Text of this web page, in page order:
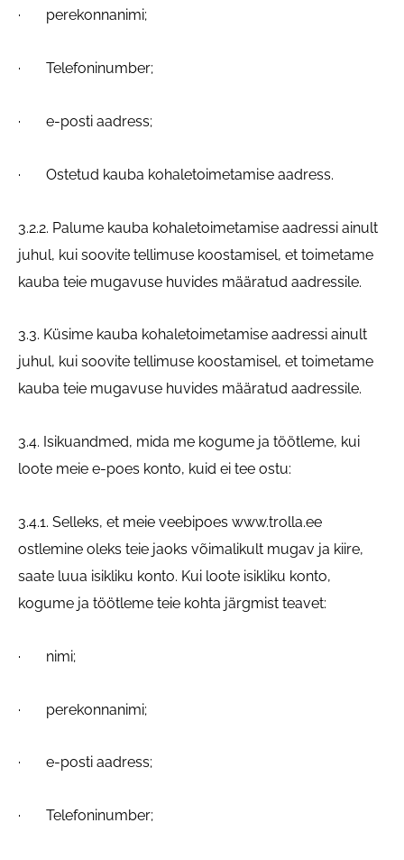
· perekonnanimi;
· Telefoninumber;
· e-posti aadress;
· Ostetud kauba kohaletoimetamise aadress.
3.2.2. Palume kauba kohaletoimetamise aadressi ainult
juhul, kui soovite tellimuse koostamisel, et toimetame
kauba teie mugavuse huvides määratud aadressile.
3.3. Küsime kauba kohaletoimetamise aadressi ainult
juhul, kui soovite tellimuse koostamisel, et toimetame
kauba teie mugavuse huvides määratud aadressile.
3.4. Isikuandmed, mida me kogume ja töötleme, kui
loote meie e-poes konto, kuid ei tee ostu:
3.4.1. Selleks, et meie veebipoes www.trolla.ee
ostlemine oleks teie jaoks võimalikult mugav ja kiire,
saate luua isikliku konto. Kui loote isikliku konto,
kogume ja töötleme teie kohta järgmist teavet:
· nimi;
· perekonnanimi;
· e-posti aadress;
· Telefoninumber;